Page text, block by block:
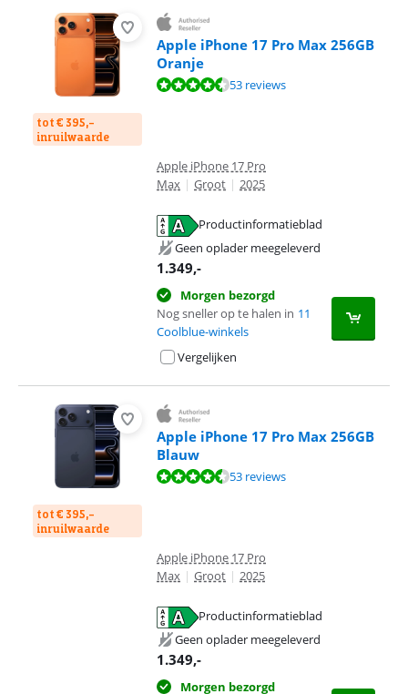
tot € 395,-
inruilwaarde
Apple iPhone 17 Pro Max 256GB
Oranje
Beoordeling is 9,1 van de 10, gebaseerd op 53 reviews.
53 reviews
Apple iPhone 17 Pro
Max | Groot | 2025
Productinformatieblad
Geen oplader meegeleverd
1.349,-
Morgen bezorgd
Nog sneller op te halen in 11
Coolblue-winkels
Vergelijken
tot € 395,-
inruilwaarde
Apple iPhone 17 Pro Max 256GB
Blauw
Beoordeling is 9,1 van de 10, gebaseerd op 53 reviews.
53 reviews
Apple iPhone 17 Pro
Max | Groot | 2025
Productinformatieblad
Geen oplader meegeleverd
1.349,-
Morgen bezorgd